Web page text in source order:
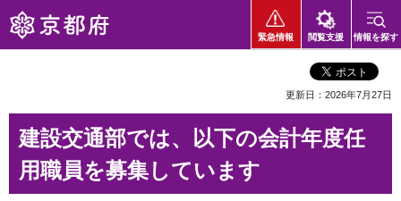
京都府
緊急情報 閲覧支援 情報を探す
更新日：2026年7月27日
建設交通部では、以下の会計年度任
用職員を募集しています